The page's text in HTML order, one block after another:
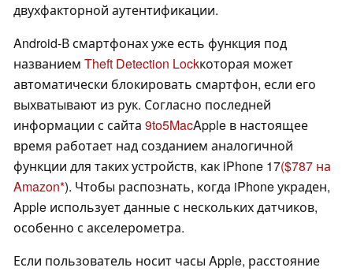
двухфакторной аутентификации.
Android-В смартфонах уже есть функция под
названием Theft Detection Lockкоторая может
автоматически блокировать смартфон, если его
выхватывают из рук. Согласно последней
информации с сайта 9to5MacApple в настоящее
время работает над созданием аналогичной
функции для таких устройств, как iPhone 17($787 на
Amazon ). Чтобы распознать, когда iPhone украден,
Apple использует данные с нескольких датчиков,
особенно с акселерометра.
Если пользователь носит часы Apple, расстояние